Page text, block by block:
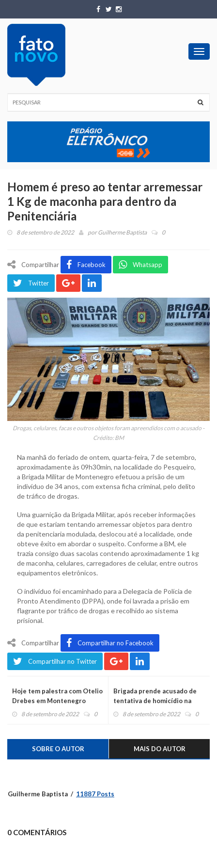
Homem é preso ao tentar arremessar
1 Kg de maconha para dentro da
Penitenciária
8 de setembro de 2022 porGuilherme Baptista 0
Compartilhar Facebook Whatsapp
Twitter
Drogas, celulares, facas e outros objetos foram apreendidos com o acusado -
Crédito: BM
Na manhã do feriado de ontem, quarta-feira, 7 de setembro,
aproximadamente às 09h30min, na localidade do Pesqueiro,
a Brigada Militar de Montenegro efetuou a prisão de um
indivíduo de 34 anos, com extensa ficha criminal, pelo delito
de tráfico de drogas.
Uma guarnição da Brigada Militar, após receber informações
de que estariam tentando arremessar objetos para dentro
da penitenciaria modulada, deslocou até a localidade, onde
obteve êxito em abordar o suspeito. Conforme a BM, ele
trazia consigo duas sacolas contendo aproximadamente 1 kg
de maconha, celulares, carregadores de celular, entre outros
equipamentos eletrônicos.
O indivíduo foi encaminhado para a Delegacia de Polícia de
Pronto Atendimento (DPPA), onde foi lavrada a prisão em
flagrante por tráfico de drogas e recolhido ao sistema
prisional.
Compartilhar Compartilhar no Facebook
Compartilhar no Twitter
Hoje tem palestra com Otelio
Drebes em Montenegro
8 de setembro de 2022 0
Brigada prende acusado de
tentativa de homicídio na
Esquina da Sorte
8 de setembro de 2022 0
SOBRE O AUTOR MAIS DO AUTOR
Guilherme Baptista 11887 Posts
0 COMENTÁRIOS